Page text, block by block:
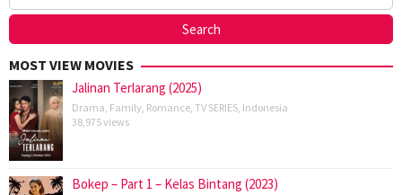
MOST VIEW MOVIES
Jalinan Terlarang (2025)
Drama Family Romance TV SERIES Indonesia
38,975 views
Bokep – Part 1 – Kelas Bintang (2023)